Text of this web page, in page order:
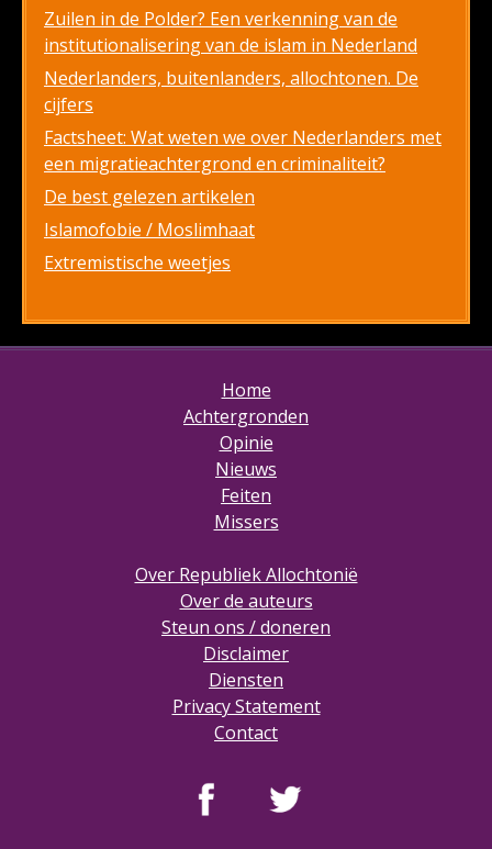
Zuilen in de Polder? Een verkenning van de
institutionalisering van de islam in Nederland
Nederlanders, buitenlanders, allochtonen. De
cijfers
Factsheet: Wat weten we over Nederlanders met
een migratieachtergrond en criminaliteit?
De best gelezen artikelen
Islamofobie / Moslimhaat
Extremistische weetjes
Home
Achtergronden
Opinie
Nieuws
Feiten
Missers
Over Republiek Allochtonië
Over de auteurs
Steun ons / doneren
Disclaimer
Diensten
Privacy Statement
Contact